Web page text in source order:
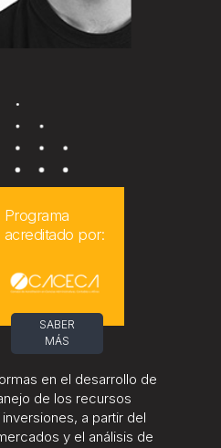
Programa
acreditado por:
SABER
MÁS
en el desarrollo de
de los recursos
a partir del
y el análisis de